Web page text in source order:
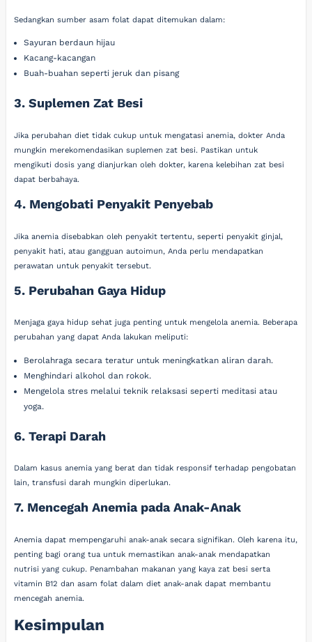
Sedangkan sumber asam folat dapat ditemukan dalam:
Sayuran berdaun hijau
Kacang-kacangan
Buah-buahan seperti jeruk dan pisang
3. Suplemen Zat Besi
Jika perubahan diet tidak cukup untuk mengatasi anemia, dokter Anda
mungkin merekomendasikan suplemen zat besi. Pastikan untuk
mengikuti dosis yang dianjurkan oleh dokter, karena kelebihan zat besi
dapat berbahaya.
4. Mengobati Penyakit Penyebab
Jika anemia disebabkan oleh penyakit tertentu, seperti penyakit ginjal,
penyakit hati, atau gangguan autoimun, Anda perlu mendapatkan
perawatan untuk penyakit tersebut.
5. Perubahan Gaya Hidup
Menjaga gaya hidup sehat juga penting untuk mengelola anemia. Beberapa
perubahan yang dapat Anda lakukan meliputi:
Berolahraga secara teratur untuk meningkatkan aliran darah.
Menghindari alkohol dan rokok.
Mengelola stres melalui teknik relaksasi seperti meditasi atau
yoga.
6. Terapi Darah
Dalam kasus anemia yang berat dan tidak responsif terhadap pengobatan
lain, transfusi darah mungkin diperlukan.
7. Mencegah Anemia pada Anak-Anak
Anemia dapat mempengaruhi anak-anak secara signifikan. Oleh karena itu,
penting bagi orang tua untuk memastikan anak-anak mendapatkan
nutrisi yang cukup. Penambahan makanan yang kaya zat besi serta
vitamin B12 dan asam folat dalam diet anak-anak dapat membantu
mencegah anemia.
Kesimpulan